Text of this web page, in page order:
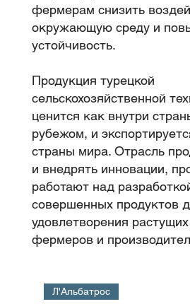
фермерам снизить
окружающую среду и
устойчивость.
Продукция турецкой
сельскохозяйственной
ценится как внутри
рубежом, и
страны мира. Отрасль
и внедрять инновации,
работают над
совершенных продуктов
удовлетворения
фермеров и
Зерно
Л'Альбатрос